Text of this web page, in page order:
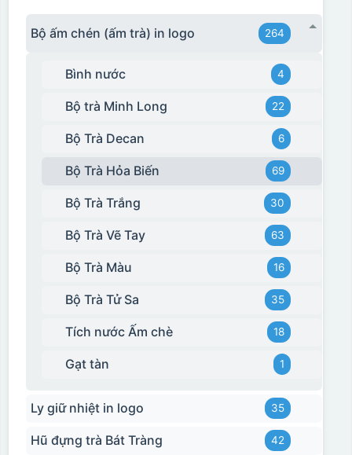
Bộ ấm chén (ấm trà) in logo 264
Bình nước 4
Bộ trà Minh Long 22
Bộ Trà Decan 6
Bộ Trà Hỏa Biến 69
Bộ Trà Trắng 30
Bộ Trà Vẽ Tay 63
Bộ Trà Màu 16
Bộ Trà Tử Sa 35
Tích nước Ấm chè 18
Gạt tàn 1
Ly giữ nhiệt in logo 35
Hũ đựng trà Bát Tràng 42